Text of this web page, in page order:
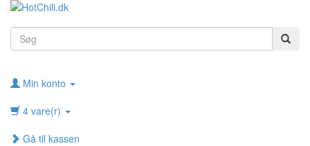
Min konto
4 vare(r)
Gå til kassen